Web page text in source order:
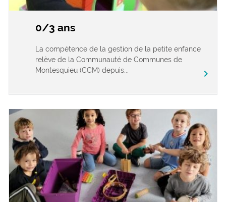
0/3 ans
La compétence de la gestion de la petite enfance
relève de la Communauté de Communes de
Montesquieu (CCM) depuis...
chevron_right